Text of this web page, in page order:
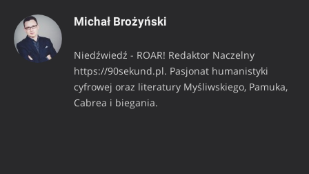
Michał Brożyński
Niedźwiedź - ROAR! Redaktor Naczelny
https://90sekund.pl. Pasjonat humanistyki
cyfrowej oraz literatury Myśliwskiego, Pamuka,
Cabrea i biegania.